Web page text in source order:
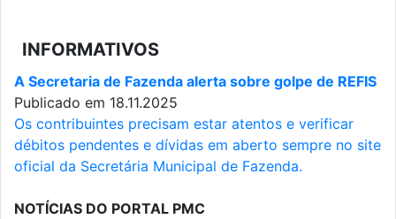
INFORMATIVOS
A Secretaria de Fazenda alerta sobre golpe de REFIS
Publicado em 18.11.2025
Os contribuintes precisam estar atentos e verificar
débitos pendentes e dívidas em aberto sempre no site
oficial da Secretária Municipal de Fazenda.
NOTÍCIAS DO PORTAL PMC